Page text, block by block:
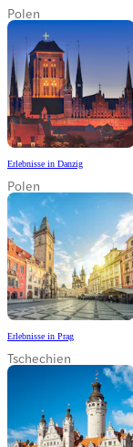
Polen
Erlebnisse in Danzig
Polen
Erlebnisse in Prag
Tschechien